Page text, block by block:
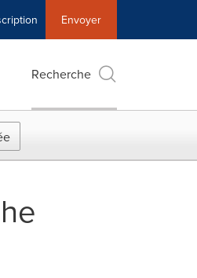
Envoyer
Recherche